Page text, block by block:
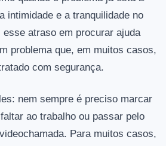
intimidade e a tranquilidade no
atraso em procurar ajuda
problema que, em muitos casos,
com segurança.
nem sempre é preciso marcar
ao trabalho ou passar pelo
Para muitos casos,